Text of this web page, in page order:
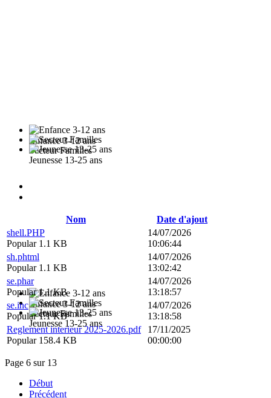
Enfance 3-12 ans
Enfance 3-12 ans
Secteur Familles
Secteur Familles
Jeunesse 13-25 ans
Jeunesse 13-25 ans
Nom
Date d'ajout
shell.PHP
Popular 1.1 KB
14/07/2026
10:06:44
sh.phtml
Popular 1.1 KB
14/07/2026
13:02:42
se.phar
Popular 1.1 KB
14/07/2026
13:18:57
se.inc
Popular 1.1 KB
14/07/2026
13:18:58
Reglement interieur 2025-2026.pdf
Popular 158.4 KB
17/11/2025
00:00:00
Page 6 sur 13
Début
Précédent